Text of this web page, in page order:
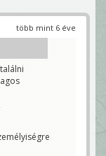
több mint 6 éve
pálca,
sem,
várnak